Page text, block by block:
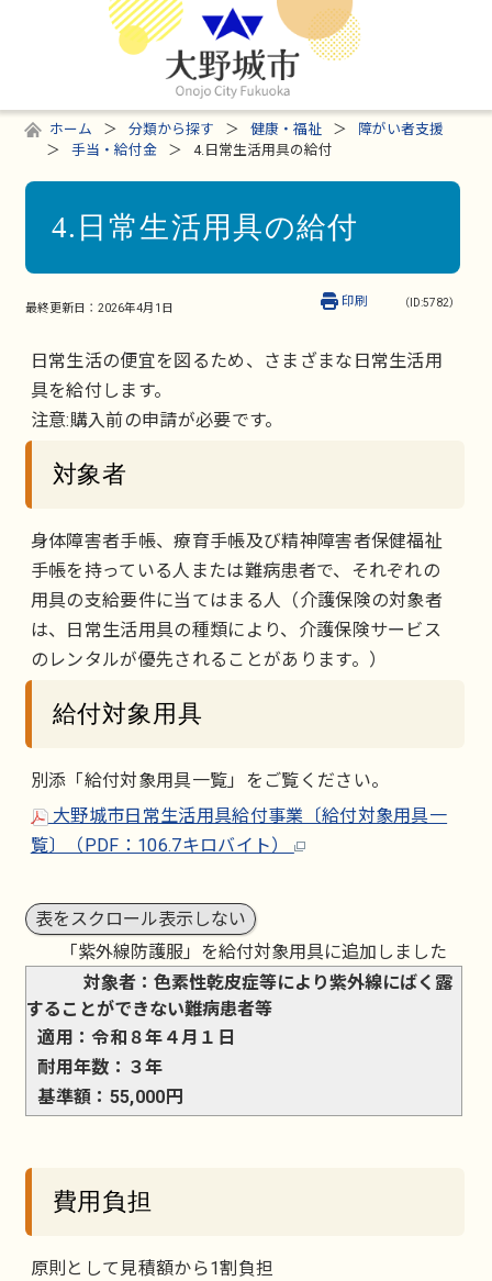
ホーム 分類から探す 健康・福祉
障がい者支援
手当・給付金
4.日常生活用具の給付
4.日常生活用具の給付
最終更新日： 2026年4月1日 （ID:5782）
印刷
日常生活の便宜を図るため、さまざまな日常生活用
具を給付します。
注意:購入前の申請が必要です。
対象者
身体障害者手帳、療育手帳及び精神障害者保健福祉
手帳を持っている人または難病患者で、それぞれの
用具の支給要件に当てはまる人（介護保険の対象者
は、日常生活用具の種類により、介護保険サービス
のレンタルが優先されることがあります。）
給付対象用具
別添「給付対象用具一覧」をご覧ください。
大野城市日常生活用具給付事業〔給付対象用具一
覧〕（PDF：106.7キロバイト）
表をスクロール表示しない
「紫外線防護服」を給付対象用具に追加しました
対象者：色素性乾皮症等により紫外線にばく露
することができない難病患者等
適用：令和８年４月１日
耐用年数：３年
基準額：55,000円
費用負担
原則として見積額から1割負担